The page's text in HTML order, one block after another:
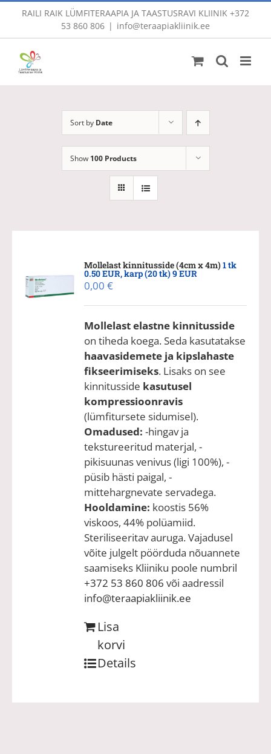
content
RAILI RAIK LÜMFITERAAPIA JA TAASTUSRAVI KLIINIK +372
53 860 806 | info@teraapiakliinik.ee
Sort by Date
Show 100 Products
Mollelast kinnitusside (4cm x 4m)1 tk
0.50 EUR, karp (20 tk) 9 EUR
0,00€
Mollelast elastne kinnitusside
on tiheda koega. Seda kasutatakse
haavasidemete ja kipslahaste
fikseerimiseks. Lisaks on see
kinnitusside kasutusel
kompressioonravis
(lümfitursete sidumisel).
Omadused: -hingav ja
tekstureeritud materjal, -
pikisuunas venivus (ligi 100%), -
püsib hästi paigal, -
mittehargnevate servadega.
Hooldamine: koostis 56%
viskoos, 44% polüamiid.
Steriliseeritav auruga. Vajadusel
võite julgelt pöörduda nõuannete
saamiseks Kliiniku poole numbril
+372 53 860 806 või aadressil
info@teraapiakliinik.ee
Lisa
korvi
Details